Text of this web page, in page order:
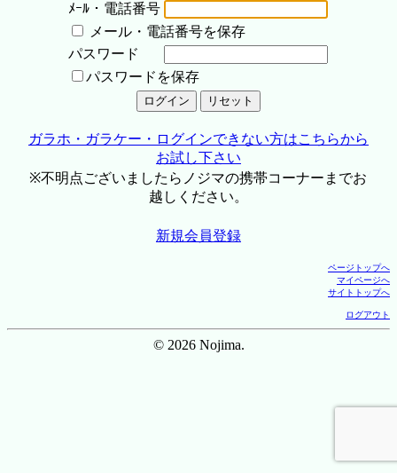
ﾒｰﾙ・電話番号
メール・電話番号を保存
パスワード
パスワードを保存
ガラホ・ガラケー・ログインできない方はこちらから
お試し下さい
※不明点ございましたらノジマの携帯コーナーまでお
越しください。
新規会員登録
ページトップへ
マイページへ
サイトトップへ
ログアウト
© 2026 Nojima.